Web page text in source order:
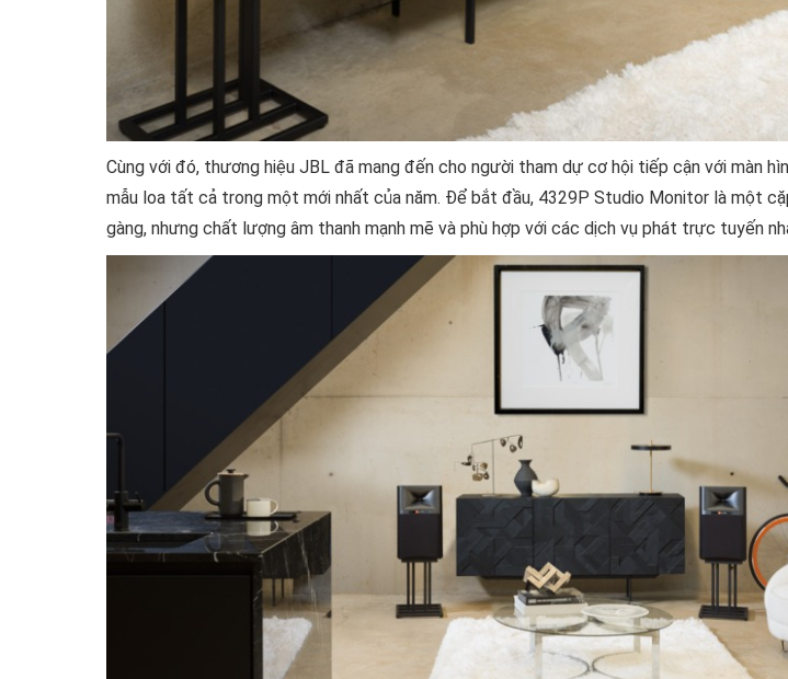
Cùng với đó, thương hiệu JBL đã mang đến cho người tham dự cơ hội tiếp cận với màn
mẫu loa tất cả trong một mới nhất của năm. Để bắt đầu, 4329P Studio Monitor là một
gàng, nhưng chất lượng âm thanh mạnh mẽ và phù hợp với các dịch vụ phát trực tuyến